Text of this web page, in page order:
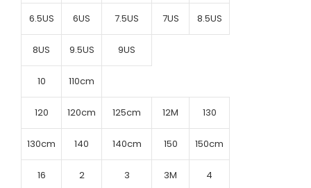
6.5US 6US 7.5US 7US 8.5US
8US 9.5US 9US
10 110cm
120 120cm 125cm 12M 130
130cm 140 140cm 150 150cm
16 2 3 3M 4